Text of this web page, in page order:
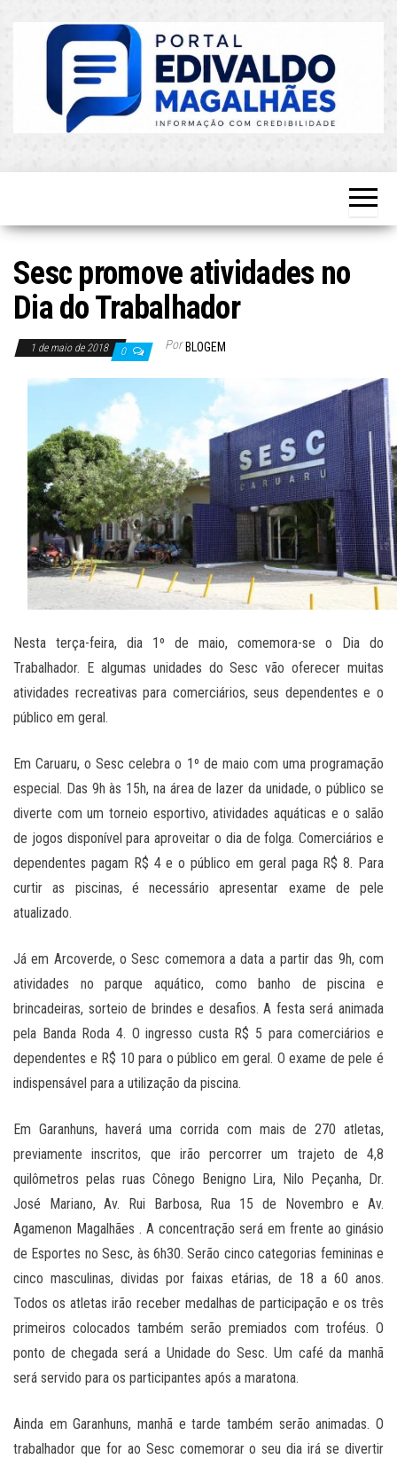
Atualizado!
Sesc promove atividades no
Dia do Trabalhador
1 de maio de 2018 0 Por BLOGEM
Nesta terça-feira, dia 1º de maio, comemora-se o Dia do
Trabalhador. E algumas unidades do Sesc vão oferecer muitas
atividades recreativas para comerciários, seus dependentes e o
público em geral.
Em Caruaru, o Sesc celebra o 1º de maio com uma programação
especial. Das 9h às 15h, na área de lazer da unidade, o público se
diverte com um torneio esportivo, atividades aquáticas e o salão
de jogos disponível para aproveitar o dia de folga. Comerciários e
dependentes pagam R$ 4 e o público em geral paga R$ 8. Para
curtir as piscinas, é necessário apresentar exame de pele
atualizado.
Já em Arcoverde, o Sesc comemora a data a partir das 9h, com
atividades no parque aquático, como banho de piscina e
brincadeiras, sorteio de brindes e desafios. A festa será animada
pela Banda Roda 4. O ingresso custa R$ 5 para comerciários e
dependentes e R$ 10 para o público em geral. O exame de pele é
indispensável para a utilização da piscina.
Em Garanhuns, haverá uma corrida com mais de 270 atletas,
previamente inscritos, que irão percorrer um trajeto de 4,8
quilômetros pelas ruas Cônego Benigno Lira, Nilo Peçanha, Dr.
José Mariano, Av. Rui Barbosa, Rua 15 de Novembro e Av.
Agamenon Magalhães . A concentração será em frente ao ginásio
de Esportes no Sesc, às 6h30. Serão cinco categorias femininas e
cinco masculinas, dividas por faixas etárias, de 18 a 60 anos.
Todos os atletas irão receber medalhas de participação e os três
primeiros colocados também serão premiados com troféus. O
ponto de chegada será a Unidade do Sesc. Um café da manhã
será servido para os participantes após a maratona.
Ainda em Garanhuns, manhã e tarde também serão animadas. O
trabalhador que for ao Sesc comemorar o seu dia irá se divertir